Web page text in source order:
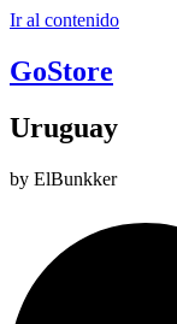
Ir al contenido
GoStore
Uruguay
by ElBunkker